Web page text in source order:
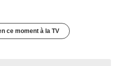
ce moment à la TV